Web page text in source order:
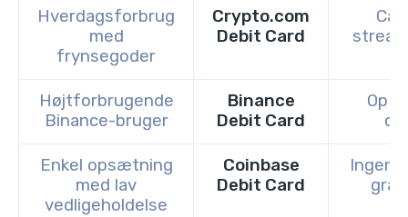
Hverdagsforbrug
med
frynsegoder
Crypto.com
Debit Card
Højtforbrugende
Binance-bruger
Binance
Debit Card
Op
Enkel opsætning
med lav
vedligeholdelse
Coinbase
Debit Card
Ingen